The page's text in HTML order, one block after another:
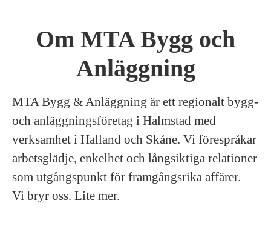
Om MTA Bygg och
Anläggning
MTA Bygg & Anläggning är ett regionalt bygg-
och anläggningsföretag i Halmstad med
verksamhet i Halland och Skåne. Vi förespråkar
arbetsglädje, enkelhet och långsiktiga relationer
som utgångspunkt för framgångsrika affärer.
Vi bryr oss. Lite mer.